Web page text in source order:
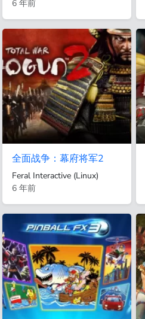
6 年前
全面战争：幕府将军2
Feral Interactive (Linux)
6 年前